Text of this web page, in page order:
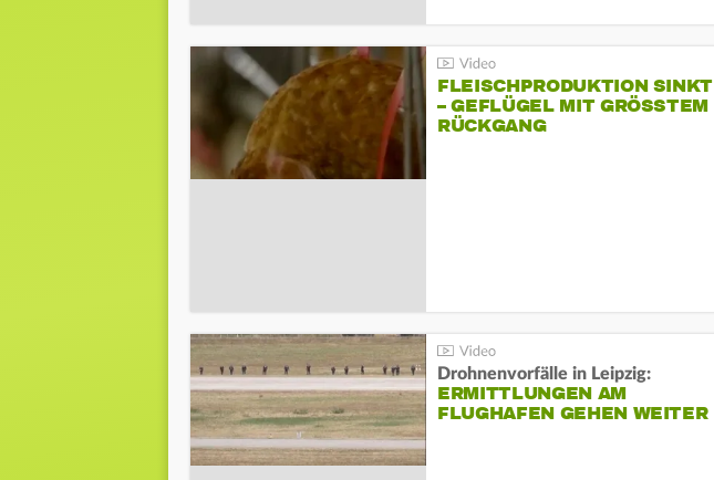
FLEISCHPRODUKTION SINKT
– GEFLÜGEL MIT GRÖSSTEM R
ÜCKGANG
Drohnenvorfälle in Leipzig:
ERMITTLUNGEN AM
FLUGHAFEN GEHEN WEITER